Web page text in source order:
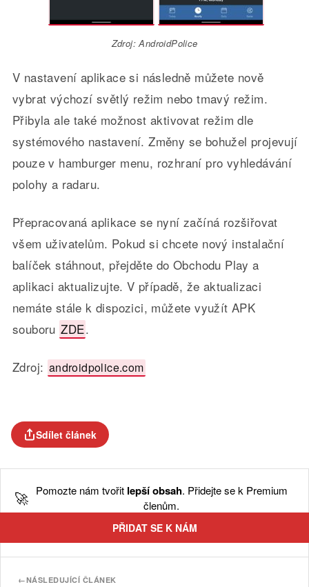
Zdroj: AndroidPolice
V nastavení aplikace si následně můžete nově
vybrat výchozí světlý režim nebo tmavý režim.
Přibyla ale také možnost aktivovat režim dle
systémového nastavení. Změny se bohužel projevují
pouze v hamburger menu, rozhraní pro vyhledávání
polohy a radaru.
Přepracovaná aplikace se nyní začíná rozšiřovat
všem uživatelům. Pokud si chcete nový instalační
balíček stáhnout, přejděte do Obchodu Play a
aplikaci aktualizujte. V případě, že aktualizaci
nemáte stále k dispozici, můžete využít APK
souboru ZDE.
Zdroj: androidpolice.com
Sdílet článek
🚀 Pomozte nám tvořit lepší obsah. Přidejte se k Premium
členům.
PŘIDAT SE K NÁM
←NÁSLEDUJÍCÍ ČLÁNEK